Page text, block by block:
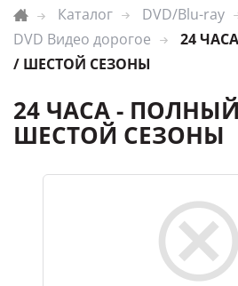
Каталог
DVD/Blu-ray
DVD Видео дорогое
24
/ ШЕСТОЙ СЕЗОНЫ
24 ЧАСА -
ШЕСТОЙ СЕЗОНЫ